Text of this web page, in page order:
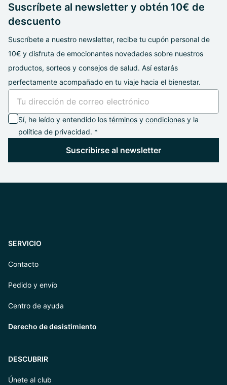
Suscríbete al newsletter y obtén 10€ de
descuento
Suscríbete a nuestro newsletter, recibe tu cupón personal de
10€ y disfruta de emocionantes novedades sobre nuestros
productos, sorteos y consejos de salud. Así estarás
perfectamente acompañado en tu viaje hacia el bienestar.
Sí, he leído y entendido los términos y condiciones y la
política de privacidad. *
Suscribirse al newsletter
SERVICIO
Contacto
Pedido y envío
Centro de ayuda
Derecho de desistimiento
DESCUBRIR
Únete al club